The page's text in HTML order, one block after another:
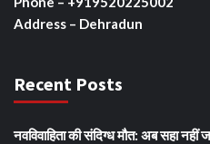
Address – Dehradun
Recent Posts
नवविवाहिता की संदिग्ध मौत: अब सहा